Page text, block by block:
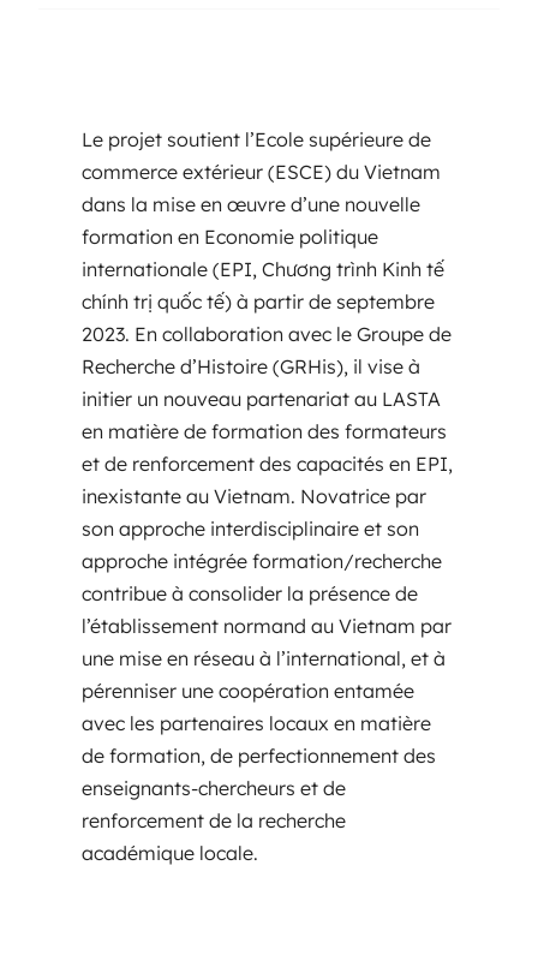
Le projet soutient l’Ecole supérieure de
commerce extérieur (ESCE) du Vietnam
dans la mise en œuvre d’une nouvelle
formation en Economie politique
internationale (EPI, Chương trình Kinh tế
chính trị quốc tế) à partir de septembre
2023. En collaboration avec le Groupe de
Recherche d’Histoire (GRHis), il vise à
initier un nouveau partenariat au LASTA
en matière de formation des formateurs
et de renforcement des capacités en EPI,
inexistante au Vietnam. Novatrice par
son approche interdisciplinaire et son
approche intégrée formation/recherche
contribue à consolider la présence de
l’établissement normand au Vietnam par
une mise en réseau à l’international, et à
pérenniser une coopération entamée
avec les partenaires locaux en matière
de formation, de perfectionnement des
enseignants-chercheurs et de
renforcement de la recherche
académique locale.